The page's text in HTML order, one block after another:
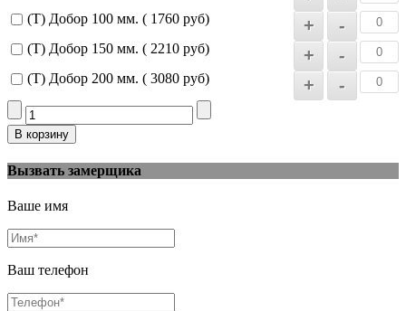
(Т) Добор 100 мм. ( 1760 руб)
(Т) Добор 150 мм. ( 2210 руб)
(Т) Добор 200 мм. ( 3080 руб)
Вызвать замерщика
Ваше имя
Ваш телефон